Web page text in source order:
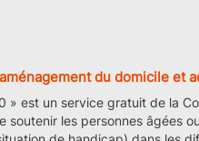
du domicile et
» est un service gratuit de la
soutenir les personnes âgées